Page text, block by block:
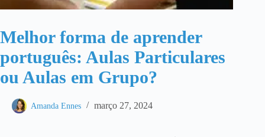
Melhor forma de aprender
português: Aulas Particulares
ou Aulas em Grupo?
Amanda Ennes março 27, 2024